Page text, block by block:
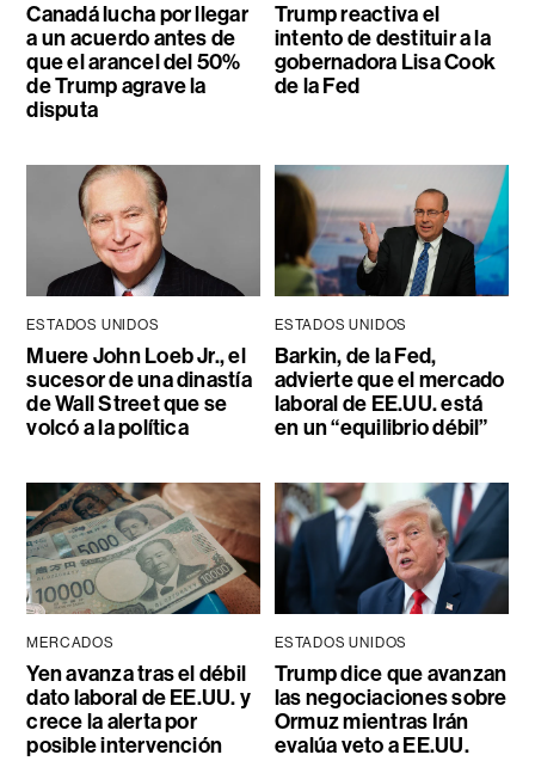
Canadá lucha por llegar
a un acuerdo antes de
que el arancel del 50%
de Trump agrave la
disputa
Trump reactiva el
intento de destituir a la
gobernadora Lisa Cook
de la Fed
ESTADOS UNIDOS
Muere John Loeb Jr., el
sucesor de una dinastía
de Wall Street que se
volcó a la política
ESTADOS UNIDOS
Barkin, de la Fed,
advierte que el mercado
laboral de EE.UU. está
en un “equilibrio débil”
MERCADOS
Yen avanza tras el débil
dato laboral de EE.UU. y
crece la alerta por
posible intervención
ESTADOS UNIDOS
Trump dice que avanzan
las negociaciones sobre
Ormuz mientras Irán
evalúa veto a EE.UU.